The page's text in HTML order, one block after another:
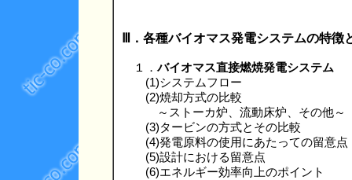
Ⅲ．各種バイオマス発電システムの特徴
１． バイオマス直接燃焼発電システム
(1)システムフロー
(2)焼却方式の比較
～ストーカ炉、流動床炉、その他～
(3)タービンの方式とその比較
(4)発電原料の使用にあたっての留意点
(5)設計における留意点
(6)エネルギー効率向上のポイント